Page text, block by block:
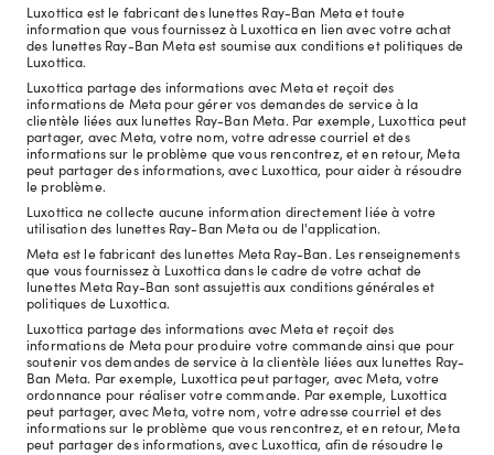
Luxottica est le fabricant des lunettes Ray-Ban Meta et toute
information que vous fournissez à Luxottica en lien avec votre achat
des lunettes Ray-Ban Meta est soumise aux conditions et politiques de
Luxottica.
Luxottica partage des informations avec Meta et reçoit des
informations de Meta pour gérer vos demandes de service à la
clientèle liées aux lunettes Ray-Ban Meta. Par exemple, Luxottica peut
partager, avec Meta, votre nom, votre adresse courriel et des
informations sur le problème que vous rencontrez, et en retour, Meta
peut partager des informations, avec Luxottica, pour aider à résoudre
le problème.
Luxottica ne collecte aucune information directement liée à votre
utilisation des lunettes Ray-Ban Meta ou de l'application.
Meta est le fabricant des lunettes Meta Ray-Ban. Les renseignements
que vous fournissez à Luxottica dans le cadre de votre achat de
lunettes Meta Ray-Ban sont assujettis aux conditions générales et
politiques de Luxottica.
Luxottica partage des informations avec Meta et reçoit des
informations de Meta pour produire votre commande ainsi que pour
soutenir vos demandes de service à la clientèle liées aux lunettes Ray-
Ban Meta. Par exemple, Luxottica peut partager, avec Meta, votre
ordonnance pour réaliser votre commande. Par exemple, Luxottica
peut partager, avec Meta, votre nom, votre adresse courriel et des
informations sur le problème que vous rencontrez, et en retour, Meta
peut partager des informations, avec Luxottica, afin de résoudre le